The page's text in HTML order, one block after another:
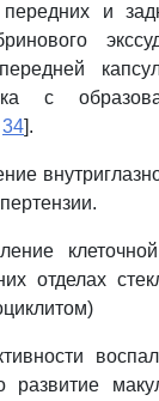
и
с
34].
отделах
развитие